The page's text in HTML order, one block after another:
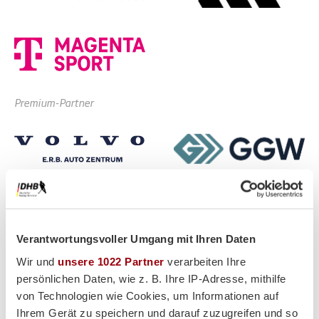
Verantwortungsvoller Umgang mit Ihren Daten
Wir und unsere 1022 Partner verarbeiten Ihre
persönlichen Daten, wie z. B. Ihre IP-Adresse, mithilfe
von Technologien wie Cookies, um Informationen auf
Ihrem Gerät zu speichern und darauf zuzugreifen und so
Premium-Partner